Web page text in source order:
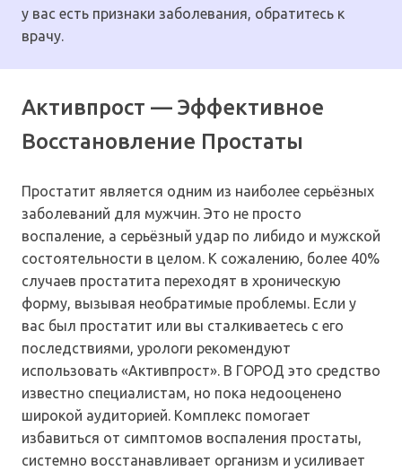
у вас есть признаки заболевания, обратитесь к
врачу.
Активпрост — Эффективное
Восстановление Простаты
Простатит является одним из наиболее серьёзных
заболеваний для мужчин. Это не просто
воспаление, а серьёзный удар по либидо и мужской
состоятельности в целом. К сожалению, более 40%
случаев простатита переходят в хроническую
форму, вызывая необратимые проблемы. Если у
вас был простатит или вы сталкиваетесь с его
последствиями, урологи рекомендуют
использовать «Активпрост». В ГОРОД это средство
известно специалистам, но пока недооценено
широкой аудиторией. Комплекс помогает
избавиться от симптомов воспаления простаты,
системно восстанавливает организм и усиливает